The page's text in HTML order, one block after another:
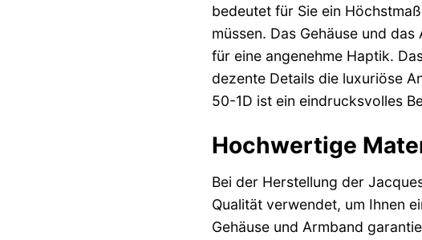
bedeutet für Sie ein
müssen. Das Gehäuse und
für eine angenehme Haptik.
dezente Details die luxuriöse
50-1D ist ein eindrucksvolles
Hochwertige
Bei der Herstellung der
Qualität verwendet, um Ihnen
Gehäuse und Armband